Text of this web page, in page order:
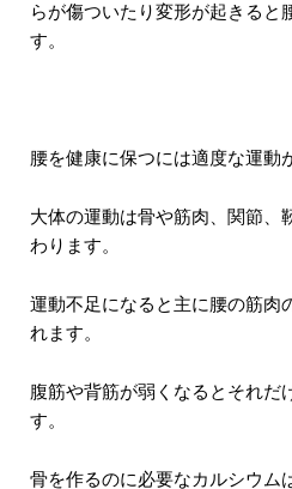
らが傷ついたり変形が起きると
す。
腰を健康に保つには適度な運動
大体の運動は骨や筋肉、関節、
わります。
運動不足になると主に腰の筋肉
れます。
腹筋や背筋が弱くなるとそれだ
す。
骨を作るのに必要なカルシウム